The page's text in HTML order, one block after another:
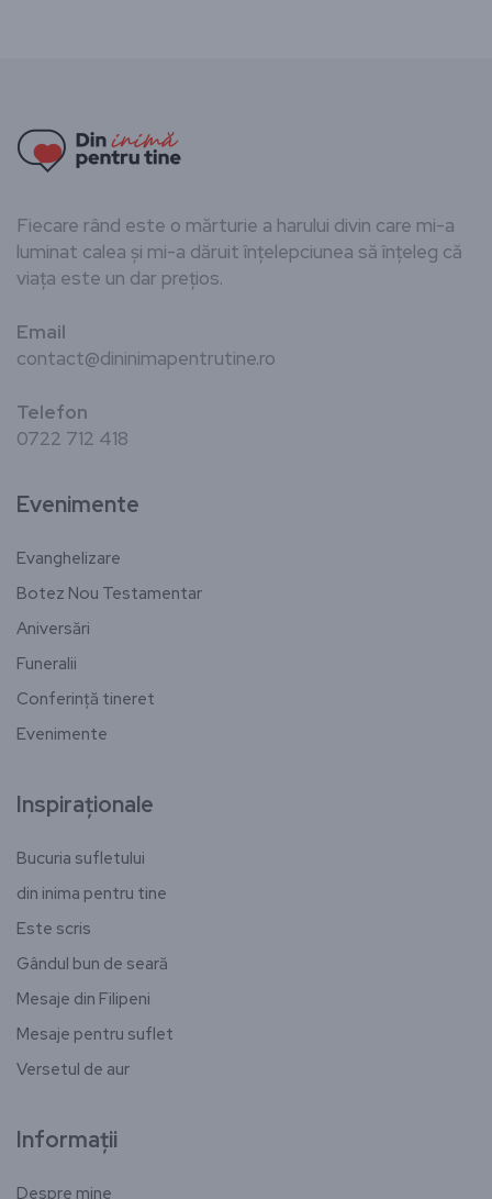
Fiecare rând este o mărturie a harului divin care mi-a
luminat calea și mi-a dăruit înțelepciunea să înțeleg că
viața este un dar prețios.
Email
contact@dininimapentrutine.ro
Telefon
0722 712 418
Evenimente
Evanghelizare
Botez Nou Testamentar
Aniversări
Funeralii
Conferință tineret
Evenimente
Inspiraționale
Bucuria sufletului
din inima pentru tine
Este scris
Gândul bun de seară
Mesaje din Filipeni
Mesaje pentru suflet
Versetul de aur
Informații
Despre mine